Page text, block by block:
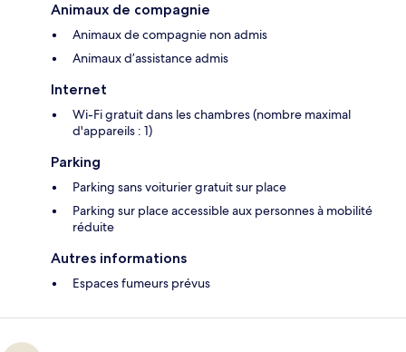
Animaux de compagnie
Animaux de compagnie non admis
Animaux d’assistance admis
Internet
Wi-Fi gratuit dans les chambres (nombre maximal
d'appareils : 1)
Parking
Parking sans voiturier gratuit sur place
Parking sur place accessible aux personnes à mobilité
réduite
Autres informations
Espaces fumeurs prévus